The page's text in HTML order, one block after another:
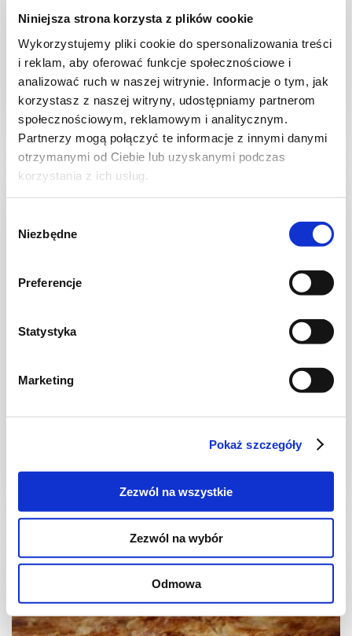
Niniejsza strona korzysta z plików cookie
Wykorzystujemy pliki cookie do spersonalizowania treści
i reklam, aby oferować funkcje społecznościowe i
analizować ruch w naszej witrynie. Informacje o tym, jak
korzystasz z naszej witryny, udostępniamy partnerom
społecznościowym, reklamowym i analitycznym.
Partnerzy mogą połączyć te informacje z innymi danymi
otrzymanymi od Ciebie lub uzyskanymi podczas
korzystania z ich usług.
zgody
Niezbędne
Preferencje
Statystyka
Marketing
Pokaż szczegóły
Zezwól na wszystkie
Zezwól na wybór
Odmowa
Sernik z nutą pistacji i borówką
amerykańską
3 godz. 5734 kcal 12
CIASTA I TORTY
4057 kcal